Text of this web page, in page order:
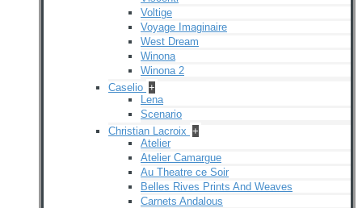
Voltige
Voyage Imaginaire
West Dream
Winona
Winona 2
Caselio +
Lena
Scenario
Christian Lacroix +
Atelier
Atelier Camargue
Au Theatre ce Soir
Belles Rives Prints And Weaves
Carnets Andalous